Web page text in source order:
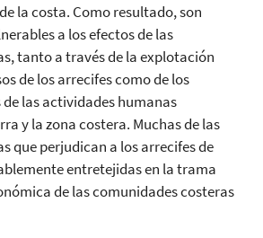
la costa. Como resultado, son
a los efectos de las
tanto a través de la explotación
de los arrecifes como de los
las actividades humanas
y la zona costera. Muchas de las
que perjudican a los arrecifes de
entretejidas en la trama
de las comunidades costeras